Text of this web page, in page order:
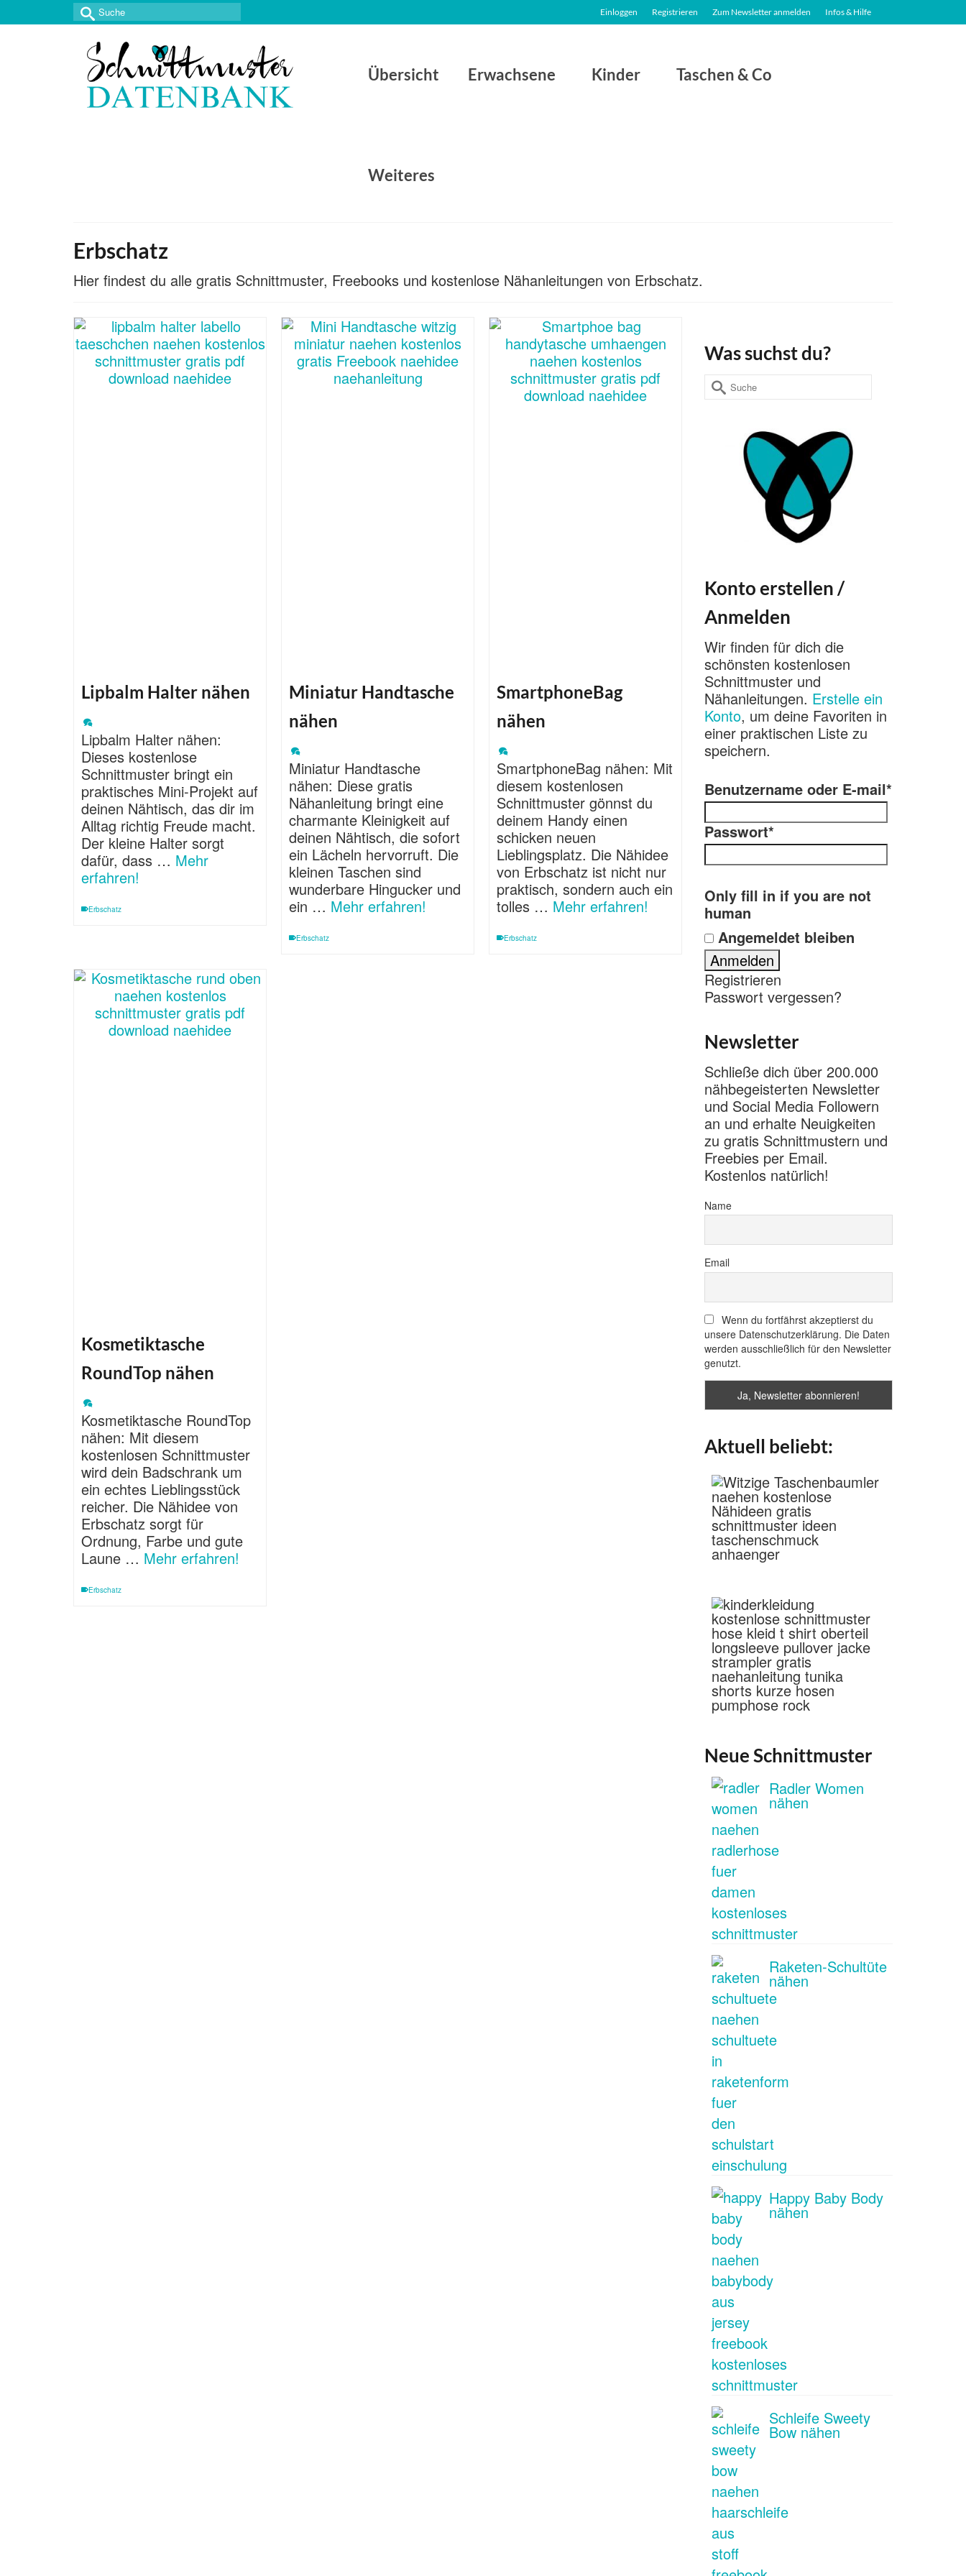
Einloggen Registrieren Zum Newsletter anmelden Infos & Hilfe
Suche
nach:
Übersicht Erwachsene Kinder Taschen & Co
Weiteres
Erbschatz
Hier findest du alle gratis Schnittmuster, Freebooks und kostenlose Nähanleitungen von Erbschatz.
Lipbalm Halter nähen
Lipbalm Halter nähen:
Dieses kostenlose
Schnittmuster bringt ein
praktisches Mini-Projekt auf
deinen Nähtisch, das dir im
Alltag richtig Freude macht.
Der kleine Halter sorgt
dafür, dass … Mehr
erfahren!
Erbschatz
Miniatur Handtasche
nähen
Miniatur Handtasche
nähen: Diese gratis
Nähanleitung bringt eine
charmante Kleinigkeit auf
deinen Nähtisch, die sofort
ein Lächeln hervorruft. Die
kleinen Taschen sind
wunderbare Hingucker und
ein … Mehr erfahren!
Erbschatz
SmartphoneBag
nähen
SmartphoneBag nähen: Mit
diesem kostenlosen
Schnittmuster gönnst du
deinem Handy einen
schicken neuen
Lieblingsplatz. Die Nähidee
von Erbschatz ist nicht nur
praktisch, sondern auch ein
tolles … Mehr erfahren!
Erbschatz
Kosmetiktasche
RoundTop nähen
Kosmetiktasche RoundTop
nähen: Mit diesem
kostenlosen Schnittmuster
wird dein Badschrank um
ein echtes Lieblingsstück
reicher. Die Nähidee von
Erbschatz sorgt für
Ordnung, Farbe und gute
Laune … Mehr erfahren!
Erbschatz
Was suchst du?
Suche
nach:
Konto erstellen /
Anmelden
Wir finden für dich die
schönsten kostenlosen
Schnittmuster und
Nähanleitungen. Erstelle ein
Konto, um deine Favoriten in
einer praktischen Liste zu
speichern.
Benutzername oder E-mail*
Passwort*
Only fill in if you are not
human
Angemeldet bleiben
Registrieren
Passwort vergessen?
Newsletter
Schließe dich über 200.000
nähbegeisterten Newsletter
und Social Media Followern
an und erhalte Neuigkeiten
zu gratis Schnittmustern und
Freebies per Email.
Kostenlos natürlich!
Name
Email
Wenn du fortfährst akzeptierst du
unsere Datenschutzerklärung. Die Daten
werden ausschließlich für den Newsletter
genutzt.
Aktuell beliebt:
Neue Schnittmuster
Radler Women
nähen
Raketen-Schultüte
nähen
Happy Baby Body
nähen
Schleife Sweety
Bow nähen